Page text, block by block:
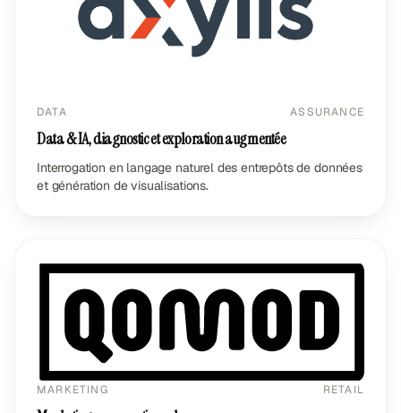
DATA ASSURANCE
Data & IA, diagnostic et exploration augmentée
Interrogation en langage naturel des entrepôts de données
et génération de visualisations.
MARKETING RETAIL